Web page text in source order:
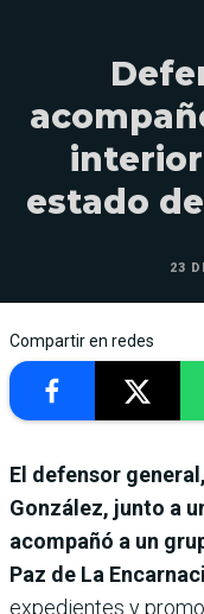
estado
23
Compartir en redes
El defensor
González, junto a
acompañó a un
Paz de La
expedientes y